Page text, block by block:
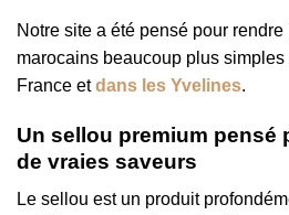
Notre site a été pensé pour
marocains beaucoup plus simples
France etdans les Yvelines.
Un sellou premium pensé
de vraies saveurs
Le sellou est un produit